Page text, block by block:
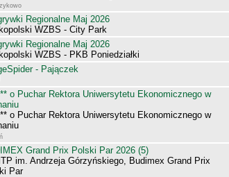
Regionalne Maj 2026
WZBS - City Park
Regionalne Maj 2026
WZBS - PKB Poniedziałki
- Pajączek
o Puchar Rektora Uniwersytetu Ekonomicznego w
o Puchar Rektora Uniwersytetu Ekonomicznego w
Grand Prix Polski Par 2026 (5)
im. Andrzeja Górzyńskiego, Budimex Grand Prix
Par